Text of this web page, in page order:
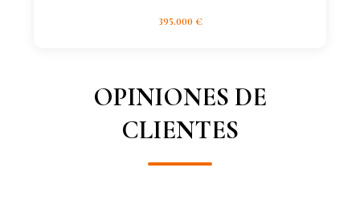
395.000 €
OPINIONES DE
CLIENTES